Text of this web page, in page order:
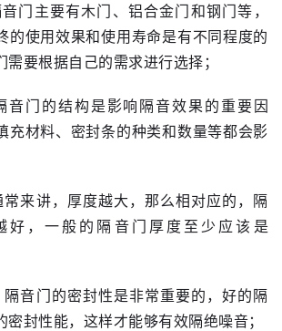
门主要有木门、铝合金门和钢门等，
的使用效果和使用寿命是有不同程度的
要根据自己的需求进行选择；
音门的结构是影响隔音效果的重要因
充材料、密封条的种类和数量等都会影
来讲，厚度越大，那么相对应的，隔
好，一般的隔音门厚度至少应该是
音门的密封性是非常重要的，好的隔
封性能，这样才能够有效隔绝噪音；